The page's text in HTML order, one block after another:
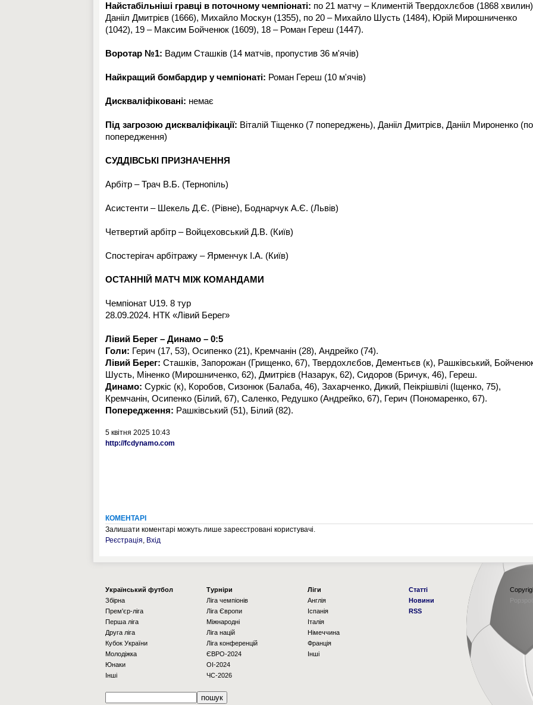
Найстабільніші гравці в поточному чемпіонаті: по 21 матчу – Климентій Твердохлєбов (1868
Данііл Дмитрієв (1666), Михайло Москун (1355), по 20 – Михайло Шусть (1484), Юрій Мирошниченко
(1042), 19 – Максим Бойченюк (1609), 18 – Роман Гереш (1447).
Воротар №1: Вадим Сташків (14 матчів, пропустив 36 м'ячів)
Найкращий бомбардир у чемпіонаті: Роман Гереш (10 м'ячів)
Дискваліфіковані: немає
Під загрозою дискваліфікації: Віталій Тіщенко (7 попереджень), Данііл Дмитрієв, Данііл Мироненко
попередження)
СУДДІВСЬКІ ПРИЗНАЧЕННЯ
Арбітр – Трач В.Б. (Тернопіль)
Асистенти – Шекель Д.Є. (Рівне), Боднарчук А.Є. (Львів)
Четвертий арбітр – Войцеховський Д.В. (Київ)
Спостерігач арбітражу – Ярменчук І.А. (Київ)
ОСТАННІЙ МАТЧ МІЖ КОМАНДАМИ
Чемпіонат U19. 8 тур
28.09.2024. НТК «Лівий Берег»
Лівий Берег – Динамо – 0:5
Голи: Герич (17, 53), Осипенко (21), Кремчанін (28), Андрейко (74).
Лівий Берег: Сташків, Запорожан (Грищенко, 67), Твердохлєбов, Дементьєв (к), Рашківський,
Шусть, Міненко (Мирошниченко, 62), Дмитрієв (Назарук, 62), Сидоров (Бричук, 46), Гереш.
Динамо: Суркіс (к), Коробов, Сизонюк (Балаба, 46), Захарченко, Дикий, Пеікрішвілі (Іщенко, 75),
Кремчанін, Осипенко (Білий, 67), Саленко, Редушко (Андрейко, 67), Герич (Пономаренко, 67).
Попередження: Рашківський (51), Білий (82).
5 квітня 2025 10:43
http://fcdynamo.com
КОМЕНТАРІ
Залишати коментарі можуть лише зареєстровані користувачі.
Реєстрація, Вхід
Українcький футбол
Збірна
Прем'єр-ліга
Перша ліга
Друга ліга
Кубок України
Молодіжка
Юнаки
Інші
Турніри
Ліга чемпіонів
Ліга Європи
Міжнародні
Ліга націй
Ліга конференцій
ЄВРО-2024
OI-2024
ЧС-2026
Ліги
Англія
Іспанія
Італія
Німеччина
Франція
Інші
Статті
Новини
RSS